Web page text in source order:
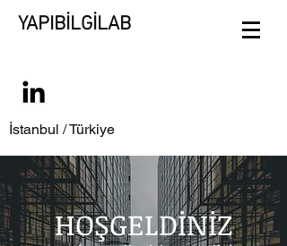
YAPIBİLGİLAB
İstanbul / Türkiye
HOŞGELDİNİZ